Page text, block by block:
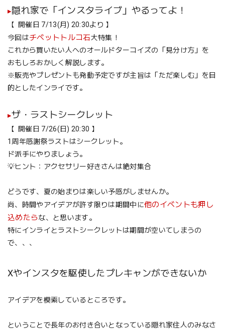
▸隠れ家で「インスタライブ」やるってよ！
【 開催日 7/13(月) 20:30より 】
今回はチベットトルコ石大特集！
これから買いたい人へのオールドターコイズの「見分け方」を
おもしろおかしく解説します。
※販売やプレゼントも発動予定ですが主旨は「ただ楽しむ」を目
的としたインライです。
▸ザ・ラストシークレット
【 開催日 7/26(日) 20:30 】
1周年感謝祭ラストはシークレット。
ド派手にやりましょう。
💡ヒント：アクセサリー好きさんは絶対集合
どうです、夏の始まりは楽しい予感がしませんか。
尚、時間やアイデアが許す限りは期間中に他のイベントも押し
込めたらな、と思います。
特にインライとラストシークレットは期間が空いてしまうの
で、、、
Xやインスタを駆使したプレキャンができないか
アイデアを模索しているところです。
ということで長年のお付き合いとなっている隠れ家住人のみなさ